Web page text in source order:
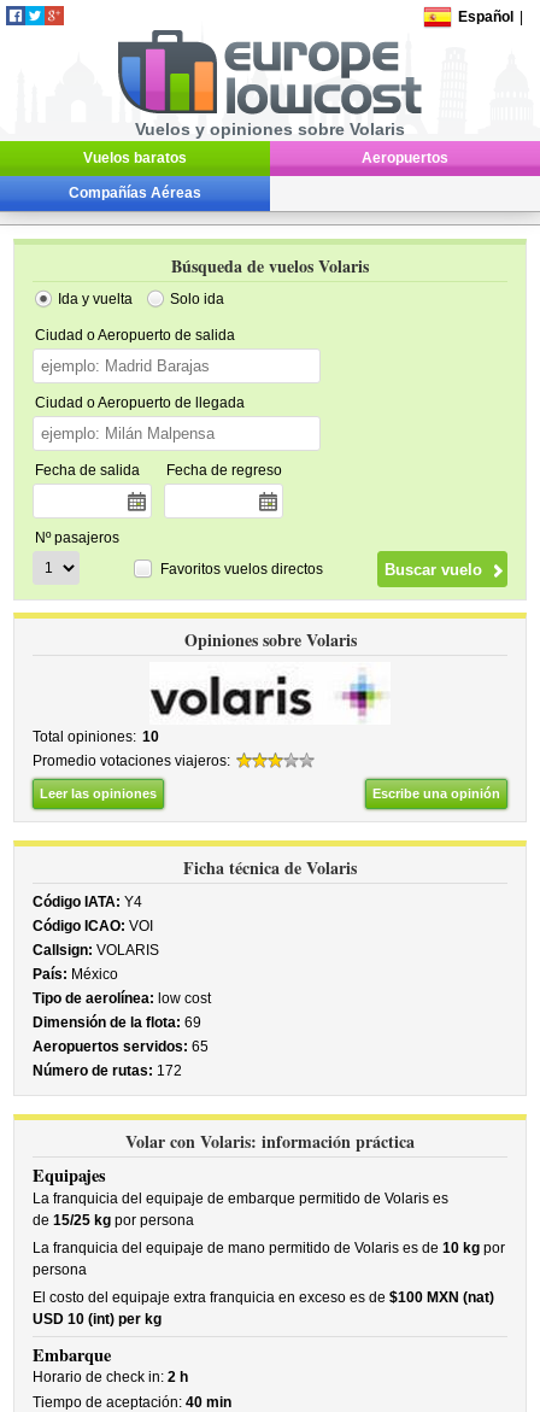
Español
Vuelos y opiniones sobre Volaris
Vuelos baratos Aeropuertos
Compañías Aéreas
Búsqueda de vuelos Volaris
Ida y vuelta Solo ida
Ciudad o Aeropuerto de salida
Ciudad o Aeropuerto de llegada
Fecha de salida Fecha de regreso
Nº pasajeros
Favoritos vuelos directos
Opiniones sobre Volaris
Total opiniones: 10
Promedio votaciones viajeros:
Leer las opiniones Escribe una opinión
Ficha técnica de Volaris
Código IATA: Y4
Código ICAO: VOI
Callsign: VOLARIS
País: México
Tipo de aerolínea: low cost
Dimensión de la flota: 69
Aeropuertos servidos: 65
Número de rutas: 172
Volar con Volaris: información práctica
Equipajes
La franquicia del equipaje de embarque permitido de Volaris es
de15/25 kg por persona
La franquicia del equipaje de mano permitido de Volaris es de10 kg por
persona
El costo del equipaje extra franquicia en exceso es de$100 MXN (nat)
USD 10 (int) per kg
Embarque
Horario de check in:2 h
Tiempo de aceptación:40 min